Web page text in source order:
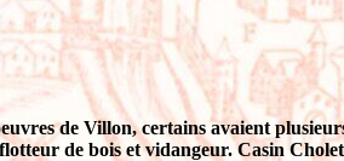
de Villon, certains avaient
de bois et vidangeur. Casin